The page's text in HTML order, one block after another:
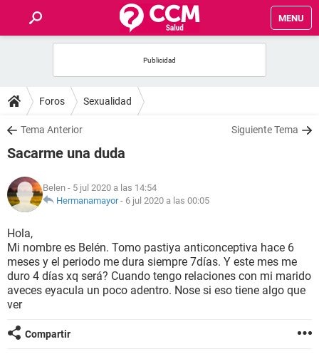
MENU
FOROS
SALUD
NUTRICIÓN
BIENESTAR
SEXUALIDAD
GLOSARIO
Foros Sexualidad
Tema Anterior Siguiente Tema
Sacarme una duda
Belen - 5 jul 2020 a las 14:54
Hermanamayor- 6 jul 2020 a las 00:05
Hola,
Mi nombre es Belén. Tomo pastiya anticonceptiva hace 6
meses y el periodo me dura siempre 7días. Y este mes me
duro 4 días xq será? Cuando tengo relaciones con mi marido
aveces eyacula un poco adentro. Nose si eso tiene algo que
ver
Compartir